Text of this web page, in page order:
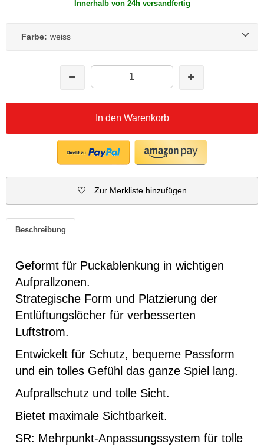
Innerhalb von 24h versandfertig
Farbe: weiss
In den Warenkorb
Zur Merkliste hinzufügen
Beschreibung
Geformt für Puckablenkung in wichtigen
Aufprallzonen.
Strategische Form und Platzierung der
Entlüftungslöcher für verbesserten
Luftstrom.
Entwickelt für Schutz, bequeme Passform
und ein tolles Gefühl das ganze Spiel lang.
Aufprallschutz und tolle Sicht.
Bietet maximale Sichtbarkeit.
SR: Mehrpunkt-Anpassungssystem für tolle